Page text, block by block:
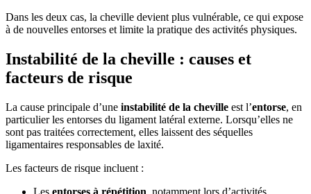
Dans les deux cas, la cheville devient plus vulnérable, ce qui expose
à de nouvelles entorses et limite la pratique des activités physiques.
Instabilité de la cheville : causes et
facteurs de risque
La cause principale d’une instabilité de la cheville est l’entorse, en
particulier les entorses du ligament latéral externe. Lorsqu’elles ne
sont pas traitées correctement, elles laissent des séquelles
ligamentaires responsables de laxité.
Les facteurs de risque incluent :
Les entorses à répétition , notamment lors d’activités